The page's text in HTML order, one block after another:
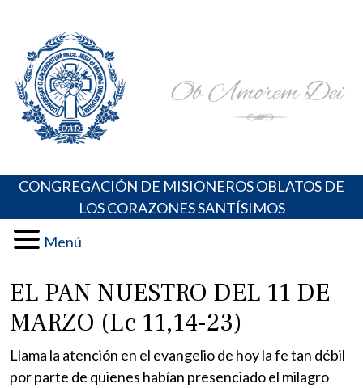
content
Portal de los Padres Oblatos. Advocaciones Marianas,
Oraciones, Música religiosa y más
CONGREGACIÓN DE MISIONEROS OBLATOS DE
LOS CORAZONES SANTÍSIMOS
Menú
EL PAN NUESTRO DEL 11 DE
MARZO (Lc 11,14-23)
Llama la atención en el evangelio de hoy la fe tan débil
por parte de quienes habían presenciado el milagro